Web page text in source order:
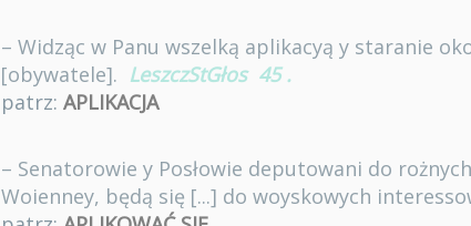
– Widząc w Panu wszelką aplikacyą y staranie
[obywatele]. LeszczStGłos 45 .
patrz: APLIKACJA
– Senatorowie y Posłowie deputowani do
Woienney, będą się [...] do woyskowych